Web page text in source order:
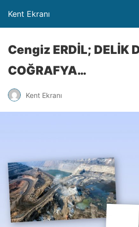
Kent Ekranı
Cengiz ERDİL; DELİK
COĞRAFYA…
Kent Ekranı